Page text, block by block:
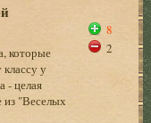
которые
у
- целая
из "Веселых
8
2